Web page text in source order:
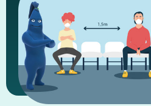
libertà:
dovremmo
dal 4